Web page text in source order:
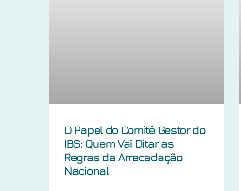
O Papel do Comitê Gestor do
IBS: Quem Vai Ditar as
Regras da Arrecadação
Nacional